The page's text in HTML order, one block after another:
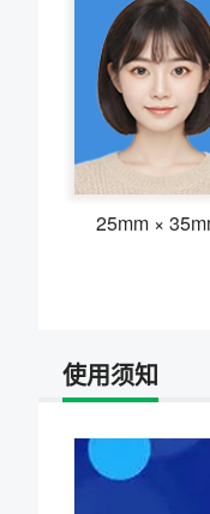
批量处
照片换
高效批
证件
社保卡|
网约车证
图片去
涂抹轻
物、瑕疵
25mm ×
使用须知